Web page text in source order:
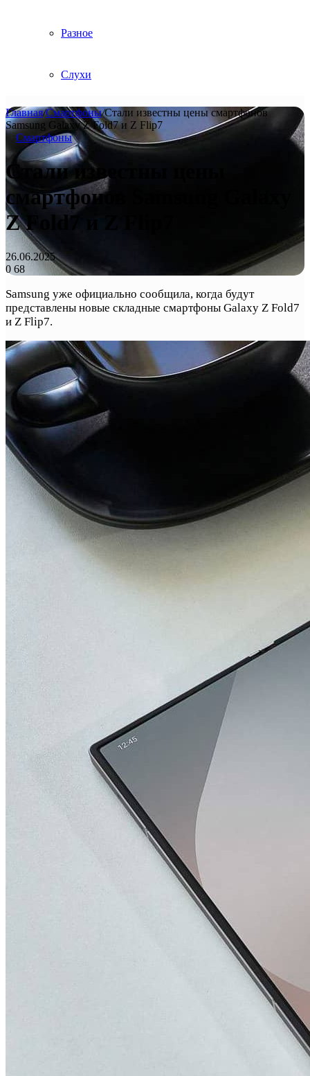
Разное
Слухи
Главная/Смартфоны/Стали известны цены смартфонов
Samsung Galaxy Z Fold7 и Z Flip7
Смартфоны
Стали известны цены
смартфонов Samsung Galaxy
Z Fold7 и Z Flip7
26.06.2025
0 68
Samsung уже официально сообщила, когда будут
представлены новые складные смартфоны Galaxy Z Fold7
и Z Flip7.